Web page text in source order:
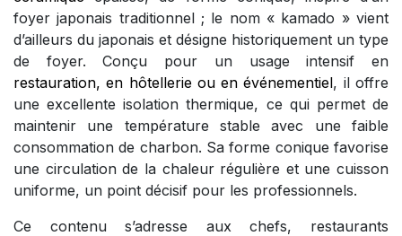
foyer japonais traditionnel ; le nom « kamado » vient
d’ailleurs du japonais et désigne historiquement un type
de foyer. Conçu pour un usage intensif en
restauration, en hôtellerie ou en événementiel, il offre
une excellente isolation thermique, ce qui permet de
maintenir une température stable avec une faible
consommation de charbon. Sa forme conique favorise
une circulation de la chaleur régulière et une cuisson
uniforme, un point décisif pour les professionnels.
Ce contenu s’adresse aux chefs, restaurants